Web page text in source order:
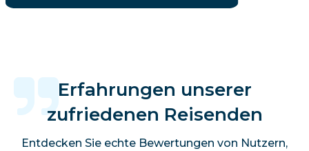
Erfahrungen unserer
zufriedenen Reisenden
Entdecken Sie echte Bewertungen von Nutzern,